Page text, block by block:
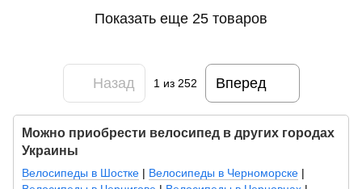
Показать еще 25 товаров
Назад 1 из 252 Вперед
Можно приобрести велосипед в других городах
Украины
Велосипеды в Шостке | Велосипеды в Черноморске |